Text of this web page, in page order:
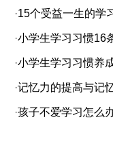
·15个受益一生的学
·小学生学习习惯16
·小学生学习习惯养
·记忆力的提高与记
·孩子不爱学习怎么